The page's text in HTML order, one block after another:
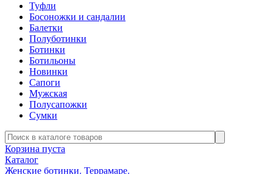
Туфли
Босоножки и сандалии
Балетки
Полуботинки
Ботинки
Ботильоны
Новинки
Сапоги
Мужская
Полусапожки
Сумки
Корзина пуста
Каталог
Женские ботинки. Террамаре.